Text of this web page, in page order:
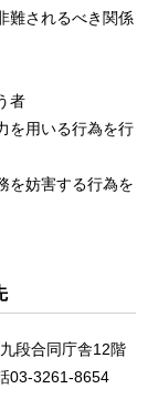
難されるべき関係
者
を用いる行為を行
を妨害する行為を
段合同庁舎12階
03-3261-8654